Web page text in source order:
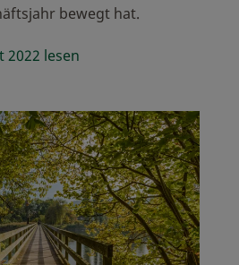
bewegt hat.
2022 lesen